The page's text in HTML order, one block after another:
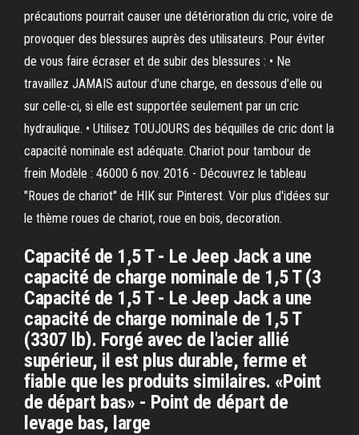
précautions pourrait causer une détérioration du cric, voire de
provoquer des blessures auprès des utilisateurs. Pour éviter
de vous faire écraser et de subir des blessures : • Ne
travaillez JAMAIS autour d'une charge, en dessous d'elle ou
sur celle-ci, si elle est supportée seulement par un cric
hydraulique. • Utilisez TOUJOURS des béquilles de cric dont la
capacité nominale est adéquate. Chariot pour tambour de
frein Modèle : 46000 6 nov. 2016 - Découvrez le tableau
"Roues de chariot" de HIK sur Pinterest. Voir plus d'idées sur
le thème roues de chariot, roue en bois, decoration.
Capacité de 1,5 T - Le Jeep Jack a une
capacité de charge nominale de 1,5 T (3
Capacité de 1,5 T - Le Jeep Jack a une
capacité de charge nominale de 1,5 T
(3307 lb). Forgé avec de l'acier allié
supérieur, il est plus durable, ferme et
fiable que les produits similaires. «Point
de départ bas» - Point de départ de
levage bas, large